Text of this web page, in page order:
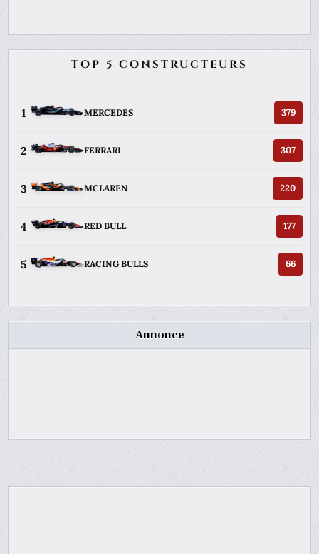
TOP 5 CONSTRUCTEURS
1 MERCEDES 379
2 FERRARI 307
3 MCLAREN 220
4 RED BULL 177
5 RACING BULLS 66
Annonce